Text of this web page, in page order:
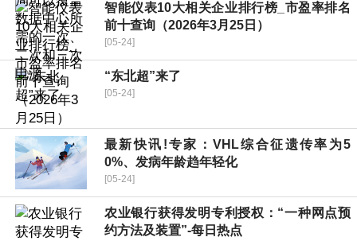
智能仪表10大相关企业排行榜_市盈率排名
前十查询（2026年3月25日）
[05-24]
“东北超”来了
[05-24]
最新快讯!专家：VHL综合征遗传率为5
0%、发病年龄趋年轻化
[05-24]
农业银行获得发明专利授权：“一种网点预
约方法及装置”-每日热点